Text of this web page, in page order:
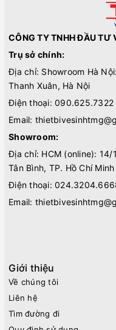
CÔNG TY TNHH ĐẦU TƯ
Trụ sở chính:
Địa chỉ: Showroom Hà
Thanh Xuân, Hà Nội
Điện thoại: 090.625.7322
Email:
Showroom:
Địa chỉ: HCM (online):
Tân Bình, TP. Hồ Chí Minh
Điện thoại:
Email:
Giới thiệu
Về chúng tôi
Liên hệ
Tìm đường đi